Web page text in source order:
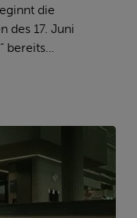
die
des 17. Juni
bereits…